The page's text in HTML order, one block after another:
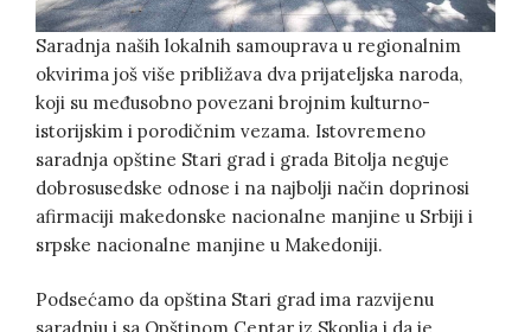
Saradnja naših lokalnih samouprava u regionalnim
okvirima još više približava dva prijateljska naroda,
koji su međusobno povezani brojnim kulturno-
istorijskim i porodičnim vezama. Istovremeno
saradnja opštine Stari grad i grada Bitolja neguje
dobrosusedske odnose i na najbolji način doprinosi
afirmaciji makedonske nacionalne manjine u Srbiji i
srpske nacionalne manjine u Makedoniji.
Podsećamo da opština Stari grad ima razvijenu